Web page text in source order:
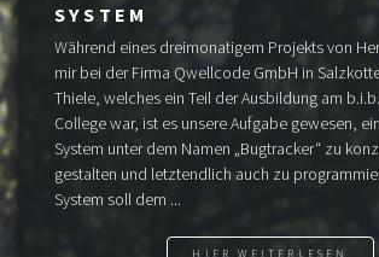
SYSTEM
Während eines dreimonatigem Projekts von
mir bei der Firma Qwellcode GmbH in
Thiele, welches ein Teil der Ausbildung am
College war, ist es unsere Aufgabe gewesen,
System unter dem Namen „Bugtracker“ zu
gestalten und letztendlich auch zu
System soll dem ...